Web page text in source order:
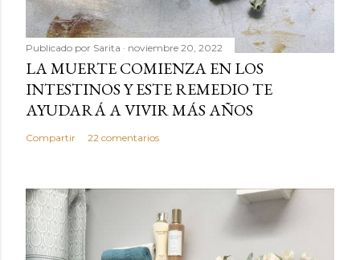
Publicado por Sarita noviembre 20, 2022
LA MUERTE COMIENZA EN LOS
INTESTINOS Y ESTE REMEDIO TE
AYUDARÁ A VIVIR MÁS AÑOS
Compartir 22 comentarios